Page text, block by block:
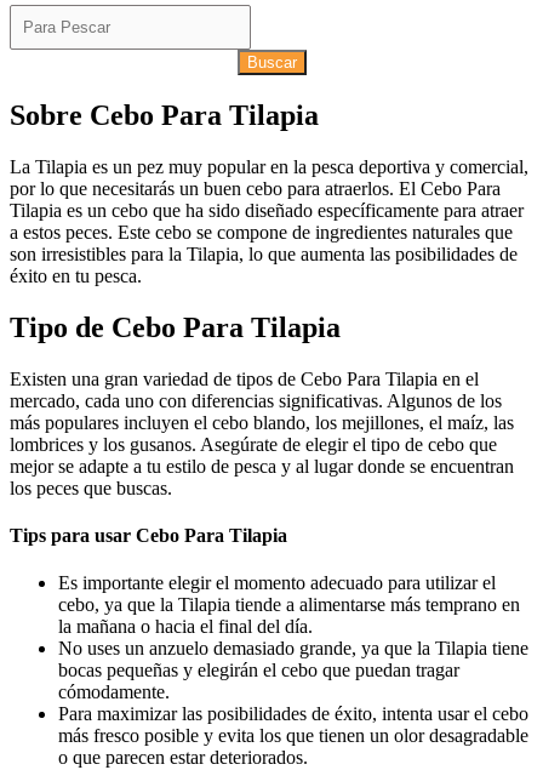
Buscar
Sobre Cebo Para Tilapia
La Tilapia es un pez muy popular en la pesca deportiva y comercial,
por lo que necesitarás un buen cebo para atraerlos. El Cebo Para
Tilapia es un cebo que ha sido diseñado específicamente para atraer
a estos peces. Este cebo se compone de ingredientes naturales que
son irresistibles para la Tilapia, lo que aumenta las posibilidades de
éxito en tu pesca.
Tipo de Cebo Para Tilapia
Existen una gran variedad de tipos de Cebo Para Tilapia en el
mercado, cada uno con diferencias significativas. Algunos de los
más populares incluyen el cebo blando, los mejillones, el maíz, las
lombrices y los gusanos. Asegúrate de elegir el tipo de cebo que
mejor se adapte a tu estilo de pesca y al lugar donde se encuentran
los peces que buscas.
Tips para usar Cebo Para Tilapia
Es importante elegir el momento adecuado para utilizar el
cebo, ya que la Tilapia tiende a alimentarse más temprano en
la mañana o hacia el final del día.
No uses un anzuelo demasiado grande, ya que la Tilapia tiene
bocas pequeñas y elegirán el cebo que puedan tragar
cómodamente.
Para maximizar las posibilidades de éxito, intenta usar el cebo
más fresco posible y evita los que tienen un olor desagradable
o que parecen estar deteriorados.